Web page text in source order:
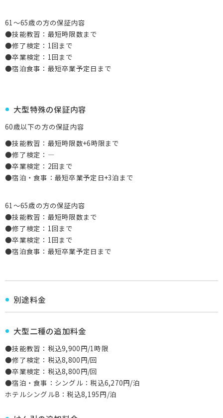
61～65歳の方の保証内容
●技能教習：最短時限数まで
●修了検定：1回まで
●卒業検定：1回まで
●宿泊食事：最短卒業予定日まで
大型特殊の保証内容
60歳以下の方の保証内容
●技能教習：最短時限数+6時限まで
●修了検定：―
●卒業検定：2回まで
●宿泊・食事：最短卒業予定日+3泊まで
61～65歳の方の保証内容
●技能教習：最短時限数まで
●修了検定：1回まで
●卒業検定：1回まで
●宿泊食事：最短卒業予定日まで
別途料金
大型二種の追加料金
●技能教習：税込9,900円/1時限
●修了検定：税込8,800円/回
●卒業検定：税込8,800円/回
●宿泊・食事：シングル：税込6,270円/泊
ホテルシングルB：税込8,195円/泊